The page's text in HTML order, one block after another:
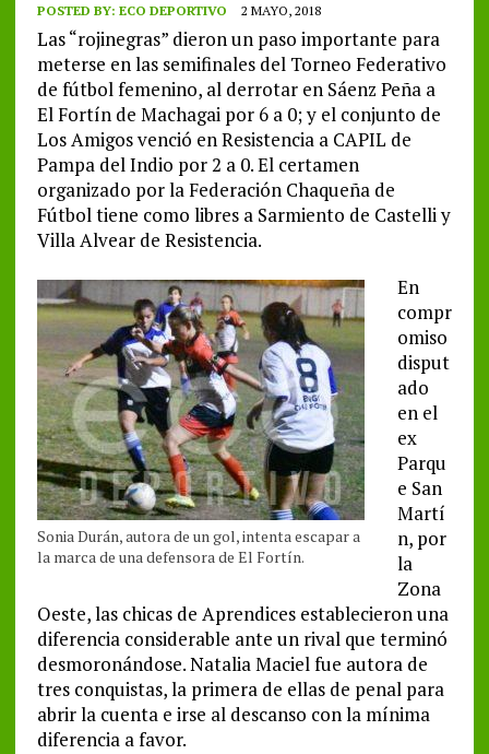
POSTED BY: ECO DEPORTIVO 2 MAYO, 2018
Las “rojinegras” dieron un paso importante para
meterse en las semifinales del Torneo Federativo
de fútbol femenino, al derrotar en Sáenz Peña a
El Fortín de Machagai por 6 a 0; y el conjunto de
Los Amigos venció en Resistencia a CAPIL de
Pampa del Indio por 2 a 0. El certamen
organizado por la Federación Chaqueña de
Fútbol tiene como libres a Sarmiento de Castelli y
Villa Alvear de Resistencia.
Sonia Durán, autora de un gol, intenta escapar a
la marca de una defensora de El Fortín.
En
compr
omiso
disput
ado
en el
ex
Parqu
e San
Martí
n, por
la
Zona
Oeste, las chicas de Aprendices establecieron una
diferencia considerable ante un rival que terminó
desmoronándose. Natalia Maciel fue autora de
tres conquistas, la primera de ellas de penal para
abrir la cuenta e irse al descanso con la mínima
diferencia a favor.